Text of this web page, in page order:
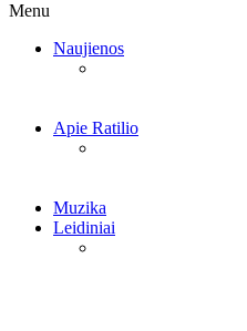
Menu
Naujienos
Apie Ratilio
Muzika
Leidiniai